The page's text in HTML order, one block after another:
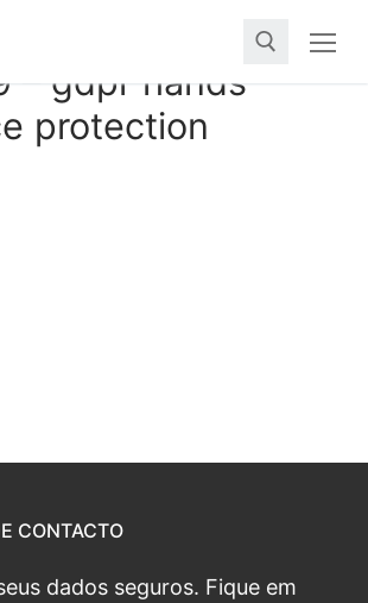
– gdpr hands
protection
CONTACTO
dados seguros. Fique em